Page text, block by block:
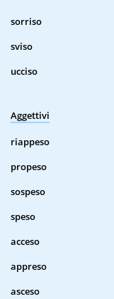
sorriso
sviso
ucciso
Aggettivi
riappeso
propeso
sospeso
speso
acceso
appreso
asceso